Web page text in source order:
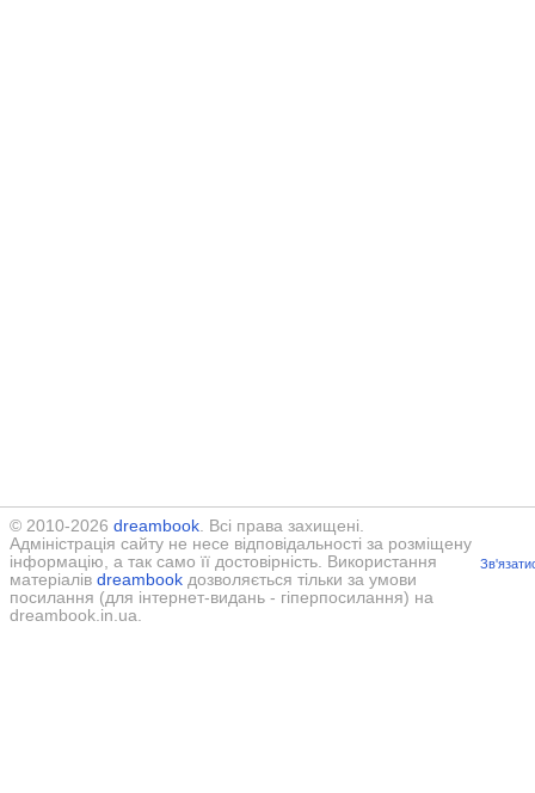
© 2010-2026 dreambook. Всі права захищені.
Адміністрація сайту не несе відповідальності за розміщену
інформацію, а так само її достовірність. Використання
матеріалів dreambook дозволяється тільки за умови
посилання (для інтернет-видань - гіперпосилання) на
dreambook.in.ua.